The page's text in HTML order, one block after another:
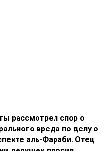
рассмотрел спор о
вреда по делу о
аль-Фараби. Отец